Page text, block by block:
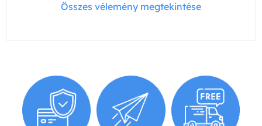
Összes vélemény megtekintése